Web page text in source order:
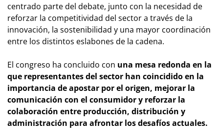
centrado parte del debate, junto con la necesidad de
reforzar la competitividad del sector a través de la
innovación, la sostenibilidad y una mayor coordinación
entre los distintos eslabones de la cadena.
El congreso ha concluido con una mesa redonda en la
que representantes del sector han coincidido en la
importancia de apostar por el origen, mejorar la
comunicación con el consumidor y reforzar la
colaboración entre producción, distribución y
administración para afrontar los desafíos actuales.